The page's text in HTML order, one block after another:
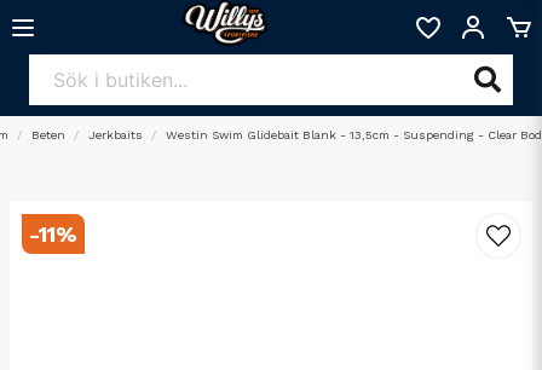
Beten Jerkbaits Westin Swim Glidebait Blank - 13,5cm - Suspending - Clear
-11%